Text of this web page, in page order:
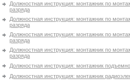
Должностная инструкция: монтажник по
разряда
Должностная инструкция: монтажник по
разряда
Должностная инструкция: монтажник по
разряда
Должностная инструкция: монтажник по
разряда
Должностная инструкция: монтажник
Должностная инструкция: монтажник